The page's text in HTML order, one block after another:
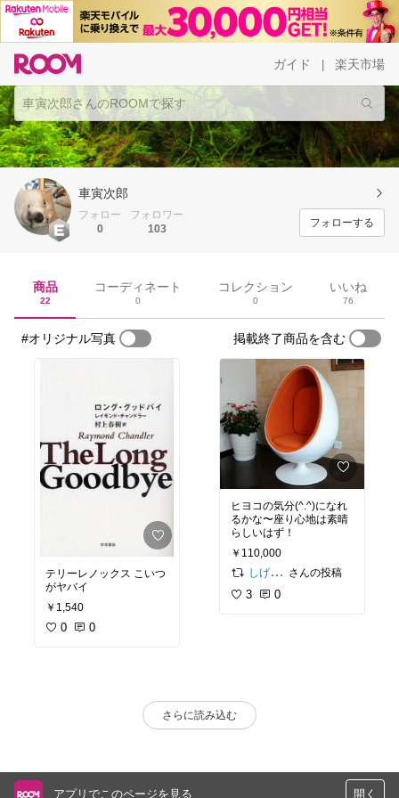
ガイド 楽天市場
車寅次郎
フォロー
0
フォロワー
103
フォローする
商品
22
コーディネート
0
コレクション
0
いいね
76
#オリジナル写真 掲載終了商品を含む
テリーレノックス こいつ
がヤバイ
￥1,540
0 0
ヒヨコの気分(^.^)になれ
るかな〜座り心地は素晴
らしいはず！
￥110,000
しげぽん（ありがとうございます(ӦｖӦ)
さんの投稿
3 0
さらに読み込む
アプリでこのページを見る 開く